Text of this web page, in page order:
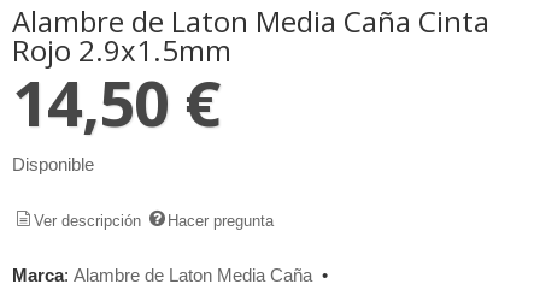
Alambre de Laton Media Caña Cinta
Rojo 2.9x1.5mm
14,50 €
Disponible
Ver descripción Hacer pregunta
Marca: Alambre de Laton Media Caña •